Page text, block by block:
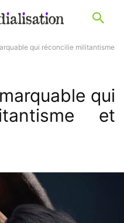
qui réconcilie militantisme
qui
et